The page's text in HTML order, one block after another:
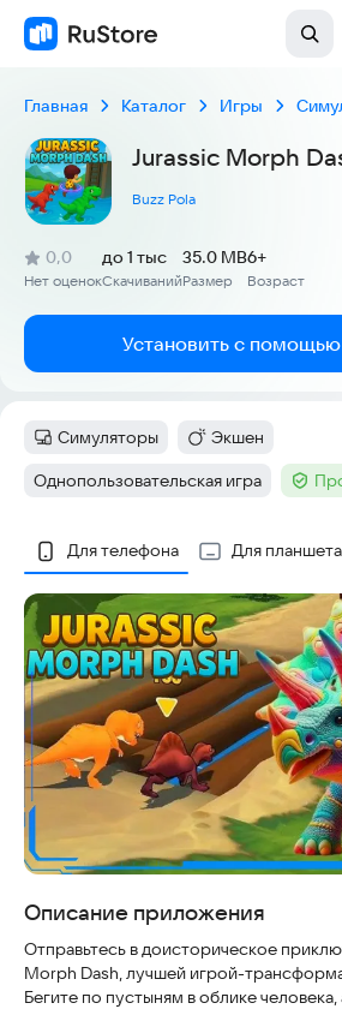
Главная Каталог Игры
Jurassic Morph
Buzz Pola
Рейтинг:
0,0
(
Нет оценок
)
Скачиваний
до 1 тыс
Размер
35.0 MB
Возраст
6+
Установить с помощью
Категория:
Симуляторы Категория
Экшен
Тег:
Однопользовательская игра Тег :
Скриншоты
Для телефона Для планшета
Описание приложения
Отправьтесь в доисторическое
Morph Dash, лучшей игрой-
Бегите по пустыням в облике